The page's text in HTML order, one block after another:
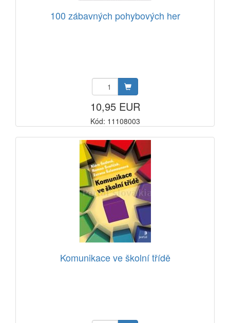
100 zábavných pohybových her
10,95 EUR
Kód: 11108003
Komunikace ve školní třídě